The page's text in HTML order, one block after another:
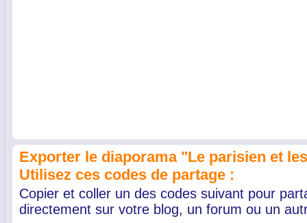
Exporter le diaporama "Le parisien et
Utilisez ces codes de partage :
Copier et coller un des codes suivant pour
directement sur votre blog, un forum ou un